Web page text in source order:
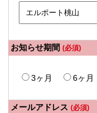
お知らせ期間 (必須)
3ヶ月 6ヶ月
メールアドレス (必須)